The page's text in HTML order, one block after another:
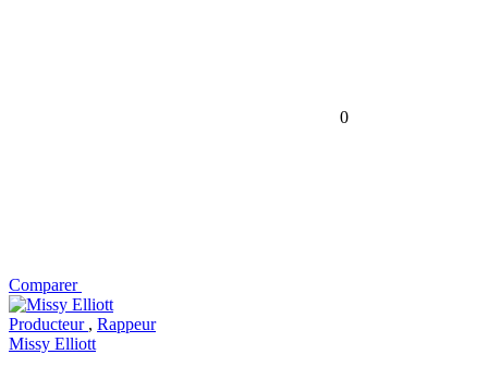
0
Comparer
Producteur , Rappeur
Missy Elliott